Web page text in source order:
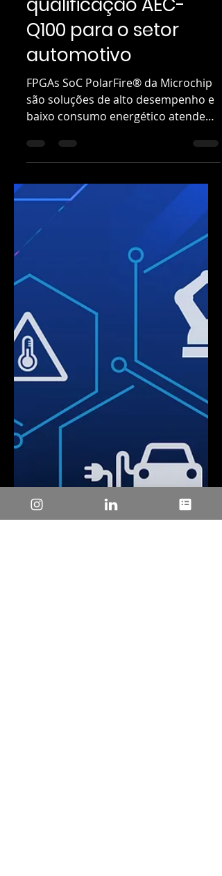
FPGAs SoC PolarFire®
da Microchip
conquistam
qualificação AEC-
Q100 para o setor
automotivo
FPGAs SoC PolarFire® da Microchip
são soluções de alto desempenho e
baixo consumo energético atendem
às rigorosas normas de...